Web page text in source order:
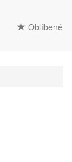
Oblíbené